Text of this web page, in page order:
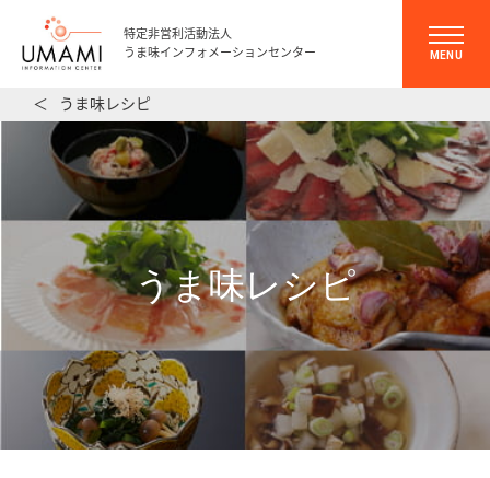
特定非営利活動法人
うま味インフォメーションセンター
MENU
＜ うま味レシピ
うま味レシピ